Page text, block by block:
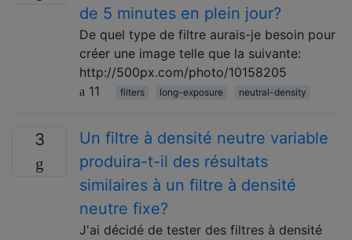
de 5 minutes en plein jour?
De quel type de filtre aurais-je besoin pour
créer une image telle que la suivante:
http://500px.com/photo/10158205
11
filters long-exposure neutral-density
3
Un filtre à densité neutre variable
produira-t-il des résultats
similaires à un filtre à densité
neutre fixe?
J'ai décidé de tester des filtres à densité